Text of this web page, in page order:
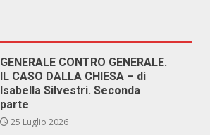
GENERALE CONTRO GENERALE.
IL CASO DALLA CHIESA – di
Isabella Silvestri. Seconda
parte
25 Luglio 2026